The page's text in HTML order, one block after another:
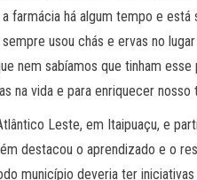
farmácia há algum tempo e
usou chás e ervas no
nem sabíamos que tinham
na vida e para enriquecer nosso
Leste, em Itaipuaçu, e
destacou o aprendizado e o
município deveria ter